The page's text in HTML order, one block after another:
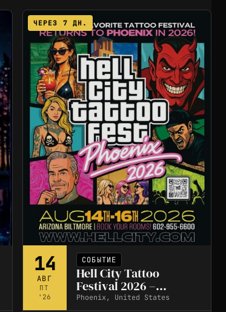
ЧЕРЕЗ 7 ДН.
14
АВГ
ПТ
'26
СОБЫТИЕ
Hell City Tattoo
Festival 2026 –
Phoenix
Phoenix, United States